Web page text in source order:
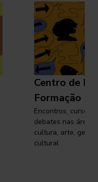
Centro de
Formação
Encontros, cursos,
debates nas áreas
cultura, arte,
cultural